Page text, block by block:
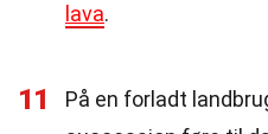
lava.
11
På en forladt